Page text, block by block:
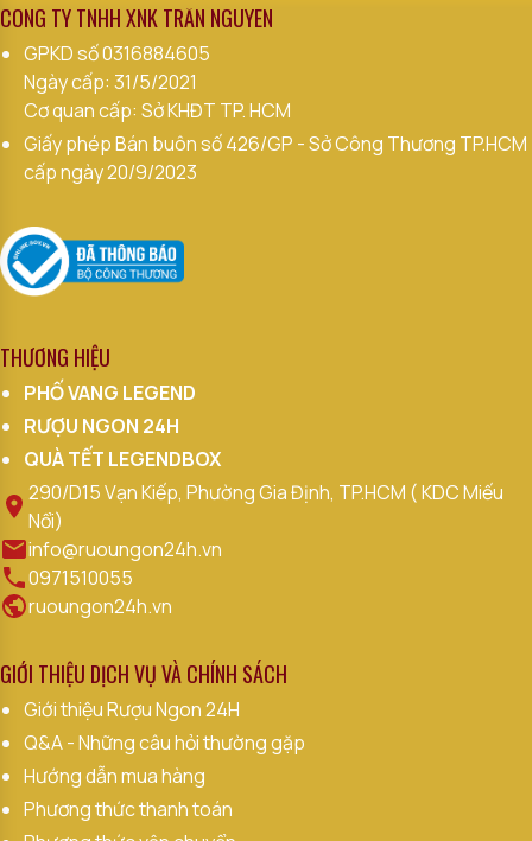
CÔNG TY TNHH XNK TRẦN NGUYÊN
GPKD số0316884605
Ngày cấp: 31/5/2021
Cơ quan cấp: Sở KHĐT TP. HCM
Giấy phép Bán buôn số 426/GP - Sở Công Thương TP.HCM
cấp ngày 20/9/2023
THƯƠNG HIỆU
PHỐ VANG LEGEND
RƯỢU NGON 24H
QUÀ TẾT LEGENDBOX
290/D15 Vạn Kiếp, Phường Gia Định, TP.HCM ( KDC Miếu
Nổi)
info@ruoungon24h.vn
0971510055
ruoungon24h.vn
GIỚI THIỆU DỊCH VỤ VÀ CHÍNH SÁCH
Giới thiệu Rượu Ngon 24H
Q&A - Những câu hỏi thường gặp
Hướng dẫn mua hàng
Phương thức thanh toán